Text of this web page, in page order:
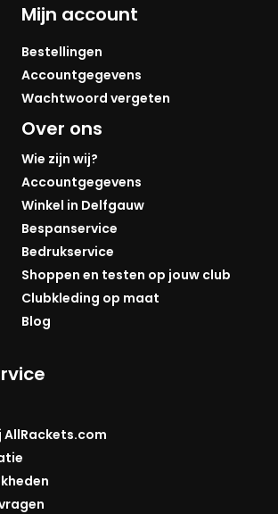
Mijn account
Bestellingen
Accountgegevens
Wachtwoord vergeten
Over ons
Wie zijn wij?
Accountgegevens
Winkel in Delfgauw
Bespanservice
Bedrukservice
Shoppen en testen op jouw club
Clubkleding op maat
Blog
AllRackets.com